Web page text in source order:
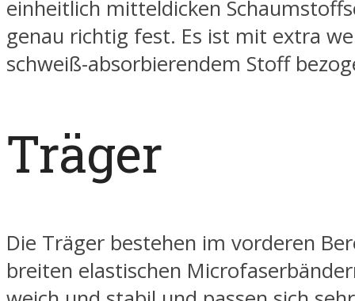
einheitlich mitteldicken
genau richtig fest. Es ist mit extra
schweiß-absorbierendem Stoff
Träger
Die Träger bestehen im vorderen
breiten elastischen